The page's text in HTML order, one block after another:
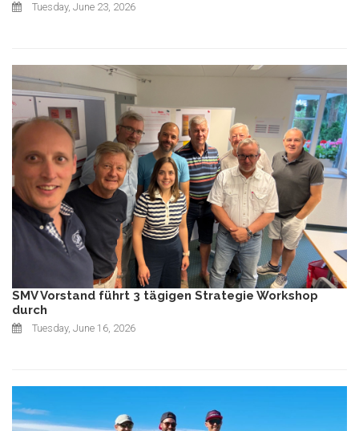
Tuesday, June 23, 2026
SMV Vorstand führt 3 tägigen Strategie Workshop
durch
Tuesday, June 16, 2026